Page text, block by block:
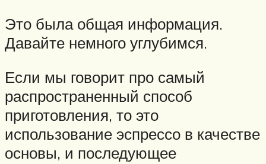
Это была общая информация.
Давайте немного углубимся.
Если мы говорит про самый
распространенный способ
приготовления, то это
использование эспрессо в качестве
основы, и последующее